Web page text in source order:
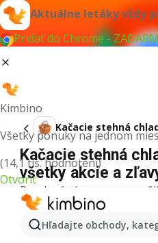
Aktuálne letáky vždy
Pridať do Chrome -
Kimbino
Všetky ponuky na jednom
(14,1 tis. hodnotení)
Otvoriť
Hľadajte obchody,
Kačacie stehná
Kačacie stehná
všetky akcie a
Pre daný výraz sme nenašli
Kačacie stehná
kúpiť?